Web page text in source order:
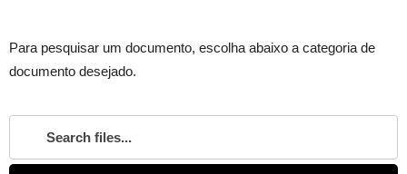
Para pesquisar um documento, escolha abaixo a categoria de
documento desejado.